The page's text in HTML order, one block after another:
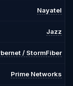
Nayatel
Jazz
/ StormFiber
Prime Networks